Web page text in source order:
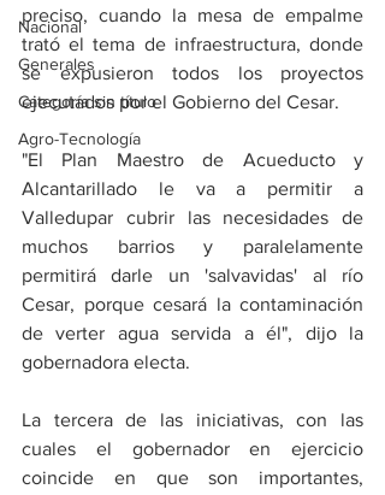
Nacional
Generales
Categoría sin título
Agro-Tecnología
preciso, cuando la mesa de empalme
trató el tema de infraestructura, donde
se expusieron todos los proyectos
ejecutados por el Gobierno del Cesar.
"El Plan Maestro de Acueducto y
Alcantarillado le va a permitir a
Valledupar cubrir las necesidades de
muchos barrios y paralelamente
permitirá darle un 'salvavidas' al río
Cesar, porque cesará la contaminación
de verter agua servida a él", dijo la
gobernadora electa.
La tercera de las iniciativas, con las
cuales el gobernador en ejercicio
coincide en que son importantes,